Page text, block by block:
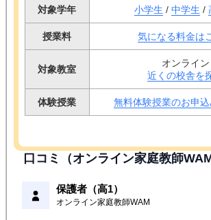
対象学年 小学生 / 中学生 /
授業料 気になる料金は
対象教室
オンライン
近くの校舎を
体験授業 無料体験授業のお申
口コミ（オンライン家庭教師WAM
保護者（高1）
オンライン家庭教師WAM